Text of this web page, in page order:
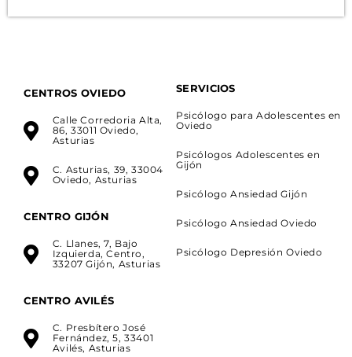
CENTROS OVIEDO
Calle Corredoria Alta,
86, 33011 Oviedo,
Asturias
C. Asturias, 39, 33004
Oviedo, Asturias
CENTRO GIJÓN
C. Llanes, 7, Bajo
Izquierda, Centro,
33207 Gijón, Asturias
CENTRO AVILÉS
C. Presbítero José
Fernández, 5, 33401
Avilés, Asturias
SERVICIOS
Psicólogo para Adolescentes en
Oviedo
Psicólogos Adolescentes en
Gijón
Psicólogo Ansiedad Gijón
Psicólogo Ansiedad Oviedo
Psicólogo Depresión Oviedo